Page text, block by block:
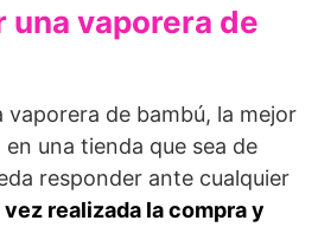
una vaporera de
vaporera de bambú, la mejor
una tienda que sea de
responder ante cualquier
vez realizada la compra y